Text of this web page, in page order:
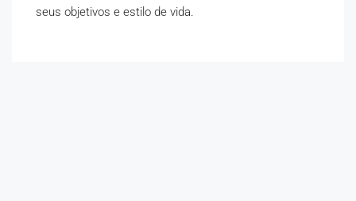
seus objetivos e estilo de vida.